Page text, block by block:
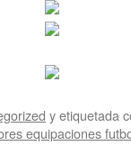
y etiquetada
equipaciones